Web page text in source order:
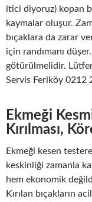
itici diyoruz) kopan
kaymalar oluşur.
bıçaklara da zarar
için randımanı
götürülmelidir.
Servis Feriköy 0212
Ekmeği
Kırılması,
Ekmeği kesen
keskinliği zamanla
hem ekonomik
Kırılan bıçakların